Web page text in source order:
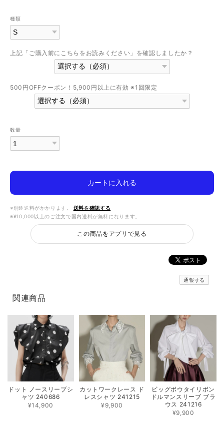
種類
上記「ご購入前にこちらをお読みください」を確認しましたか？
500円OFFクーポン！5,900円以上に有効 ※1回限定
数量
カートに入れる
※別途送料がかかります。
送料を確認する
※¥10,000以上のご注文で国内送料が無料になります。
この商品をアプリで見る
通報する
関連商品
ドット ノースリーブシ
ャツ 240686
¥14,900
カットワークレース ド
レスシャツ 241215
¥9,900
ビッグボウタイリボン
ドルマンスリーブ ブラ
ウス 241216
¥9,900